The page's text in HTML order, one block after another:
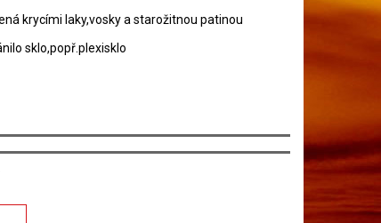
krycími laky,vosky a starožitnou patinou
sklo,popř.plexisklo